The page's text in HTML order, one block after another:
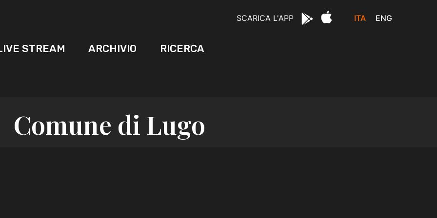
STREAM ARCHIVIO RICERCA
ITA ENG
SCARICA L'APP
Comune di Lugo